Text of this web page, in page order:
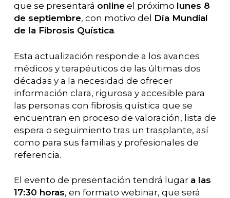
que se presentará onlineel próximo lunes 8
de septiembre, con motivo del Día Mundial
de la Fibrosis Quística.
Esta actualización responde a los avances
médicos y terapéuticos de las últimas dos
décadas y a la necesidad de ofrecer
información clara, rigurosa y accesible para
las personas con fibrosis quística que se
encuentran en proceso de valoración, lista de
espera o seguimiento tras un trasplante, así
como para sus familias y profesionales de
referencia.
El evento de presentación tendrá lugar a las
17:30 horas, en formato webinar, que será